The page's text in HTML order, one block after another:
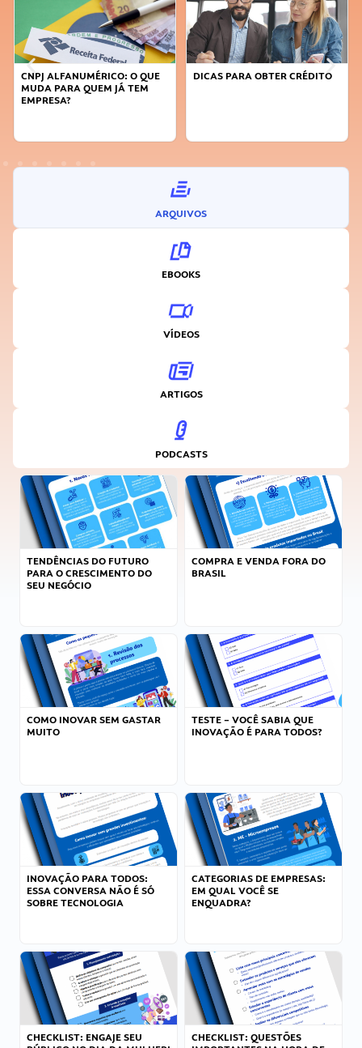
DICAS PARA OBTER CRÉDITO
FAÇA A DIFERENÇA: SEJA
ARQUIVOS
EBOOKS
VÍDEOS
ARTIGOS
PODCASTS
TENDÊNCIAS DO FUTURO
PARA O CRESCIMENTO DO
SEU NEGÓCIO
COMPRA E VENDA FORA DO
BRASIL
COMO INOVAR SEM GASTAR
MUITO
TESTE – VOCÊ SABIA QUE
INOVAÇÃO É PARA TODOS?
INOVAÇÃO PARA TODOS:
ESSA CONVERSA NÃO É SÓ
SOBRE TECNOLOGIA
CATEGORIAS DE EMPRESAS:
EM QUAL VOCÊ SE
ENQUADRA?
CHECKLIST: ENGAJE SEU
CHECKLIST: QUESTÕES